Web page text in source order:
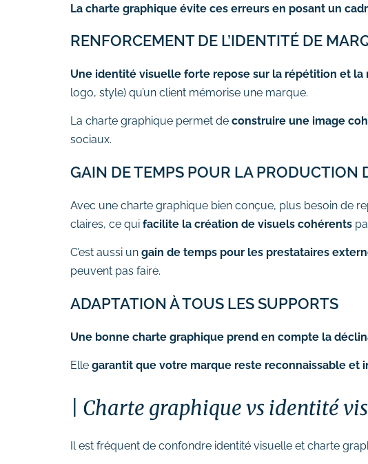
La charte graphique évite ces erreurs en posant un
RENFORCEMENT DE L’IDENTITÉ DE
Une identité visuelle forte repose sur la répétition et la
logo, style) qu’un client mémorise une marque.
La charte graphique permet de construire une image
sociaux.
GAIN DE TEMPS POUR LA PRODUCTION
Avec une charte graphique bien conçue, plus besoin de
claires, ce qui facilite la création de visuels cohérents
C’est aussi un gain de temps pour les prestataires
peuvent pas faire.
ADAPTATION À TOUS LES SUPPORTS
Une bonne charte graphique prend en compte la
Elle garantit que votre marque reste reconnaissable et
Charte graphique vs identité
Il est fréquent de confondre identité visuelle et charte